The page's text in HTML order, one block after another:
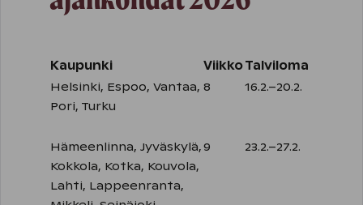
Kaupunki ViikkoTalviloma
Helsinki, Espoo, Vantaa,
Pori, Turku
8 16.2.–20.2.
Hämeenlinna, Jyväskylä,
Kokkola, Kotka, Kouvola,
Lahti, Lappeenranta,
9 23.2.–27.2.